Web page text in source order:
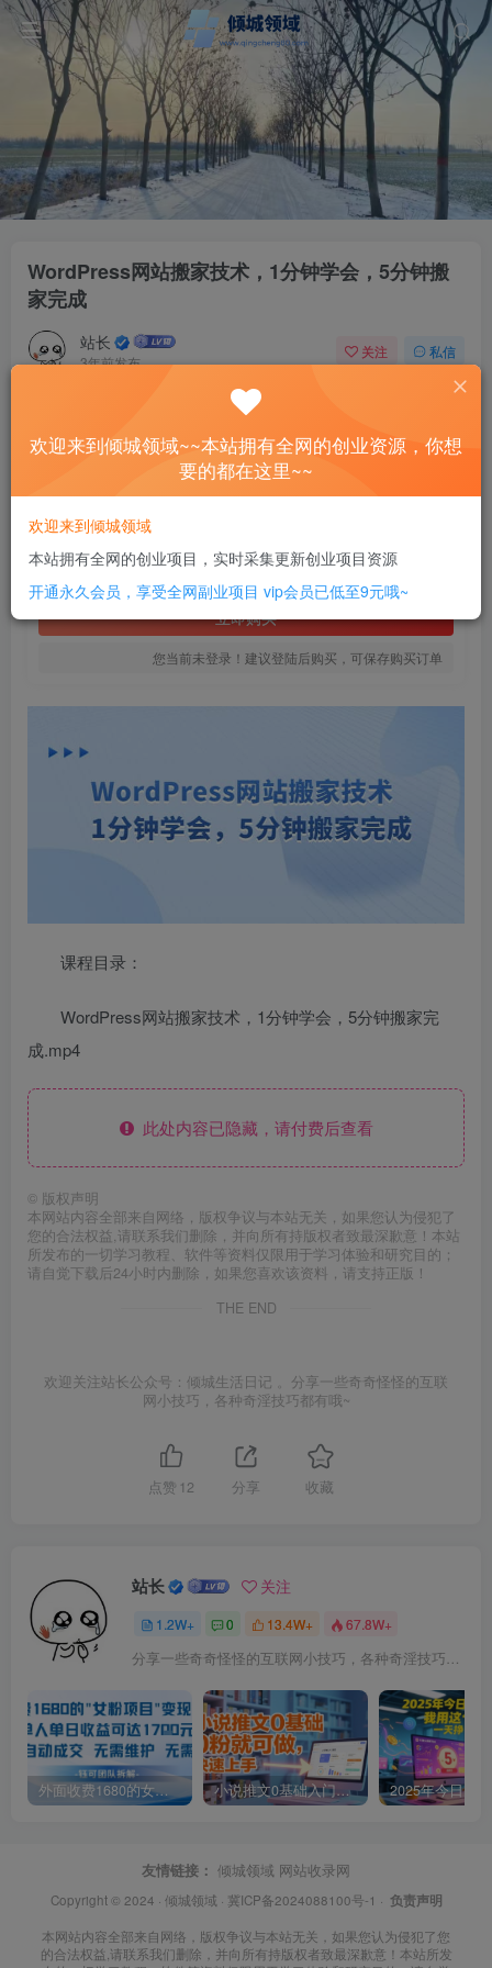
WordPress网站搬家技术，1分钟学会，5分钟搬
家完成
站长
3年前发布
关注 私信
WordPress网站搬家技术，1分钟学会，5分钟搬家完成
此内容为付费资源，请付费后查看
SVIP全站会员 免费
立即购买
您当前未登录！建议登陆后购买，可保存购买订单
课程目录：
WordPress网站搬家技术，1分钟学会，5分钟搬家完
成.mp4
此处内容已隐藏，请付费后查看
© 版权声明
本网站内容全部来自网络，版权争议与本站无关，如果您认为侵犯了
您的合法权益,请联系我们删除，并向所有持版权者致最深歉意！本站
所发布的一切学习教程、软件等资料仅限用于学习体验和研究目的；
请自觉下载后24小时内删除，如果您喜欢该资料，请支持正版！
THE END
欢迎关注站长公众号：倾城生活日记 。分享一些奇奇怪怪的互联
网小技巧，各种奇淫技巧都有哦~
点赞 12 分享 收藏
站长 关注
1.2W+ 0 13.4W+ 67.8W+
外面收费1680的女粉项目变现，单人单日收益可达1.7k，全自动成交无需维护 小说推文0基础入门教程，0粉就可做，快速上手
友情链接： 倾城领域 网站收录网
Copyright © 2024 · 倾城领域 · 冀ICP备2024088100号-1 · 负责声明
本网站内容全部来自网络，版权争议与本站无关，如果您认为侵犯了您
的合法权益,请联系我们删除，并向所有持版权者致最深歉意！本站所发
欢迎来到倾城领域~~本站拥有全网的创业资源，你想
要的都在这里~~
欢迎来到倾城领域
本站拥有全网的创业项目，实时采集更新创业项目资源
开通永久会员，享受全网副业项目 vip会员已低至9元哦~